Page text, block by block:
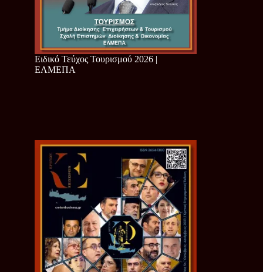
Ειδικό Τεύχος Τουρισμού 2026 |
ΕΛΜΕΠΑ